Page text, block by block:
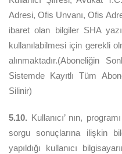
Adresi, Ofis Unvanı, Ofis
ibaret olan bilgiler SHA
kullanılabilmesi için gerekli
alınmaktadır.(Aboneliğin
Sistemde Kayıtlı Tüm
Silinir)
5.10. Kullanıcı’ nın,
sorgu sonuçlarına ilişkin
yapıldığı kullanıcı